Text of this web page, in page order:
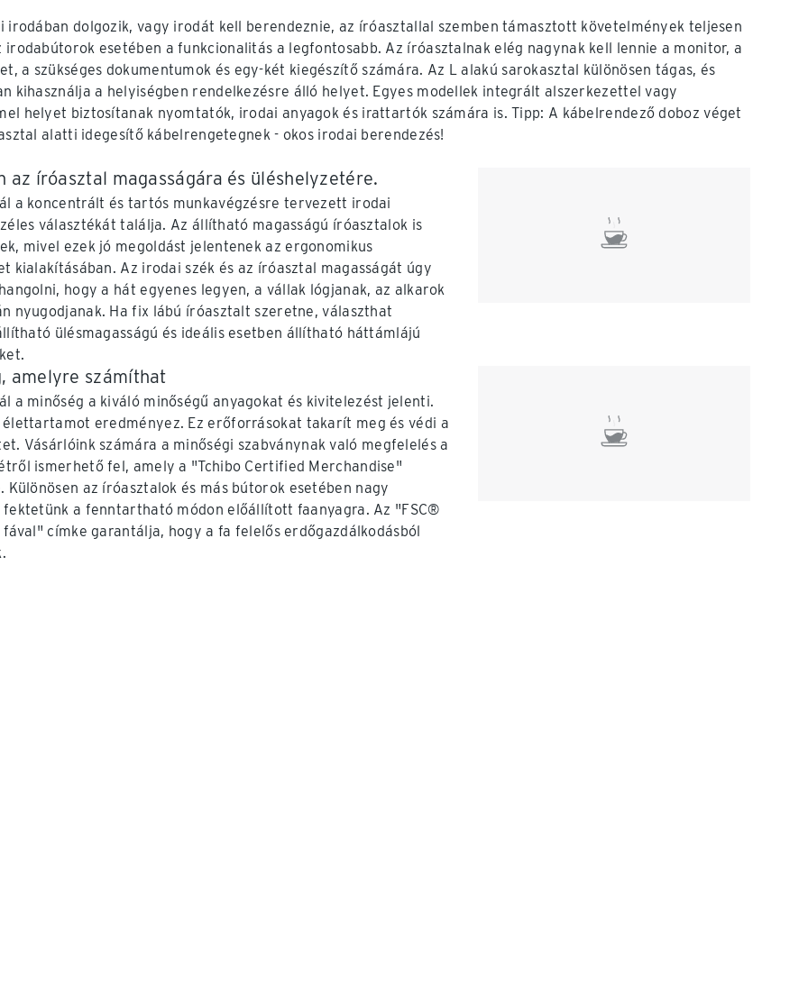
irodában dolgozik, vagy irodát kell berendeznie, az íróasztallal szemben támasztott követelmények teljesen
irodabútorok esetében a funkcionalitás a legfontosabb. Az íróasztalnak elég nagynak kell lennie a monitor, a
a szükséges dokumentumok és egy-két kiegészítő számára. Az L alakú sarokasztal különösen tágas, és
kihasználja a helyiségben rendelkezésre álló helyet. Egyes modellek integrált alszerkezettel vagy
helyet biztosítanak nyomtatók, irodai anyagok és irattartók számára is. Tipp: A kábelrendező doboz véget
alatti idegesítő kábelrengetegnek - okos irodai berendezés!
az íróasztal magasságára és üléshelyzetére.
a koncentrált és tartós munkavégzésre tervezett irodai
választékát találja. Az állítható magasságú íróasztalok is
mivel ezek jó megoldást jelentenek az ergonomikus
kialakításában. Az irodai szék és az íróasztal magasságát úgy
hogy a hát egyenes legyen, a vállak lógjanak, az alkarok
nyugodjanak. Ha fix lábú íróasztalt szeretne, választhat
ülésmagasságú és ideális esetben állítható háttámlájú
amelyre számíthat
a minőség a kiváló minőségű anyagokat és kivitelezést jelenti.
élettartamot eredményez. Ez erőforrásokat takarít meg és védi a
Vásárlóink számára a minőségi szabványnak való megfelelés a
ismerhető fel, amely a "Tchibo Certified Merchandise"
Különösen az íróasztalok és más bútorok esetében nagy
fektetünk a fenntartható módon előállított faanyagra. Az "FSC®
címke garantálja, hogy a fa felelős erdőgazdálkodásból